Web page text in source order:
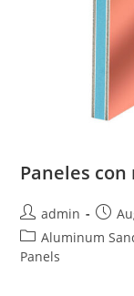
Paneles con
Post
author:
admin
Post
Post
category:
Aluminum
Panels